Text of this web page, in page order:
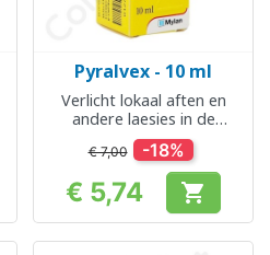
Pyralvex - 10 ml
Verlicht lokaal aften en
andere laesies in de
mondholte
€ 7,00 -18%
Prijs
€ 5,74 